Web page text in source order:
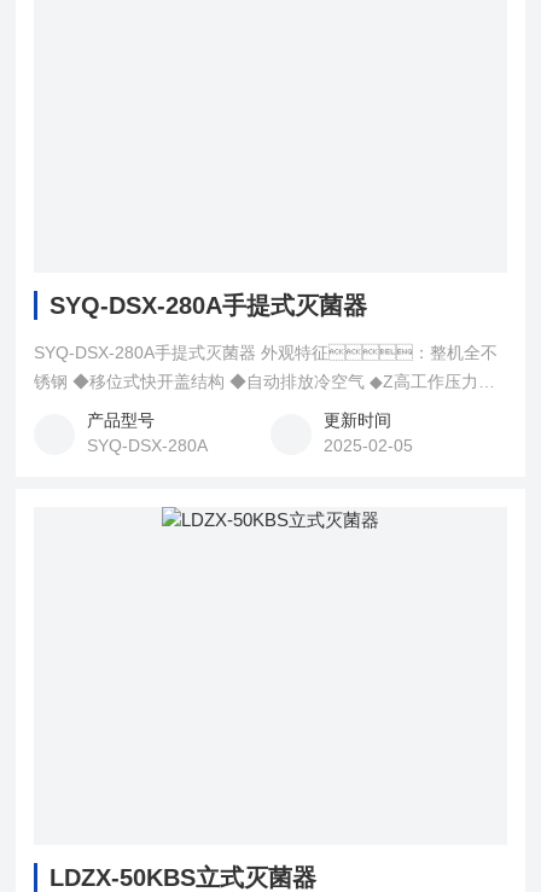
SYQ-DSX-280A手提式灭菌器
SYQ-DSX-280A手提式灭菌器 外观特征：整机全不
锈钢 ◆移位式快开盖结构 ◆自动排放冷空气 ◆Z高工作压力
0.142Mpa产品型号
SYQ-DSX-280A
更新时间
2025-02-05
LDZX-50KBS立式灭菌器